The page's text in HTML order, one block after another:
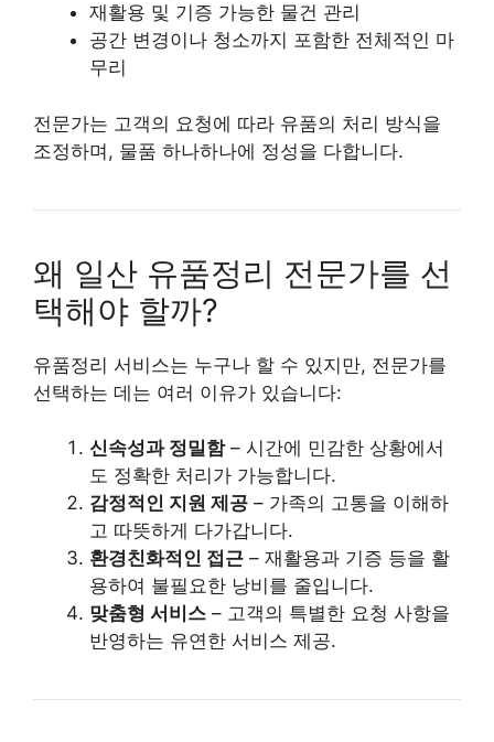
재활용 및 기증 가능한 물건 관리
공간 변경이나 청소까지 포함한 전체적인 마
무리
전문가는 고객의 요청에 따라 유품의 처리 방식을
조정하며, 물품 하나하나에 정성을 다합니다.
왜 일산 유품정리 전문가를 선
택해야 할까?
유품정리 서비스는 누구나 할 수 있지만, 전문가를
선택하는 데는 여러 이유가 있습니다:
신속성과 정밀함– 시간에 민감한 상황에서
도 정확한 처리가 가능합니다.
감정적인 지원 제공 – 가족의 고통을 이해하
고 따뜻하게 다가갑니다.
환경친화적인 접근 – 재활용과 기증 등을 활
용하여 불필요한 낭비를 줄입니다.
맞춤형 서비스 – 고객의 특별한 요청 사항을
반영하는 유연한 서비스 제공.